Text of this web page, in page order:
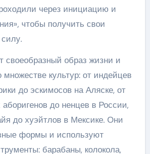
через инициацию и
чтобы получить свои
образ жизни и
культур: от индейцев
до эскимосов на Аляске, от
до ненцев в России,
до хуэйтлов в Мексике. Они
формы и используют
барабаны, колокола,